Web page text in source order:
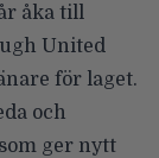
åka till
United
för laget.
och
ger nytt